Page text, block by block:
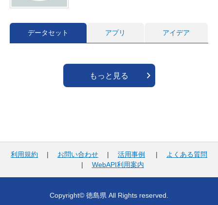
データセット アプリ アイデア
もっと見る
利用規約 | お問い合わせ | 活用事例 |
よくある質問
| WebAPI利用案内
Copyright© 徳島県 All Rights reserved.